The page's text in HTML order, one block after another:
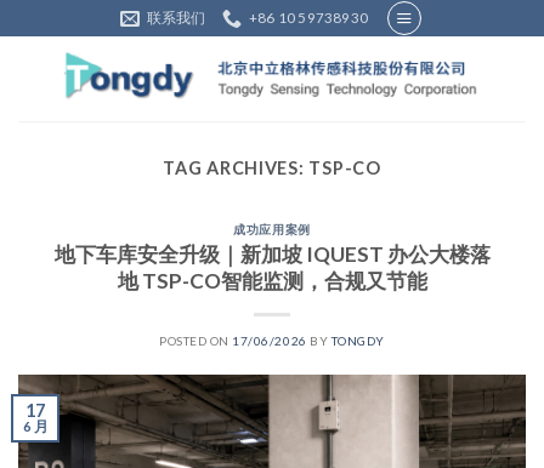
to
联系我们 +86 10 59738930
TAG ARCHIVES: TSP-CO
成功应用案例
地下车库安全升级｜新加坡 IQUEST 办公大楼落
地 TSP-CO智能监测，合规又节能
POSTED ON 17/06/2026 BYTONGDY
17
6 月